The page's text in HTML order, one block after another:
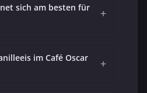
sich am besten für
+
im Café Oscar
+